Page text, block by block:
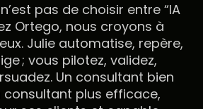
pas de choisir entre “IA
Ortego, nous croyons à
Julie automatise, repère,
; vous pilotez, validez,
Un consultant bien
consultant plus efficace,